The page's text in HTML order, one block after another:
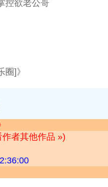
控欲老公哥
圈]》
作者其他作品 »)